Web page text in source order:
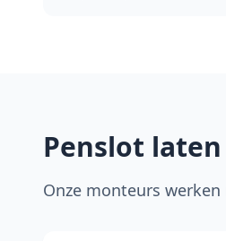
Penslot
Onze monteurs